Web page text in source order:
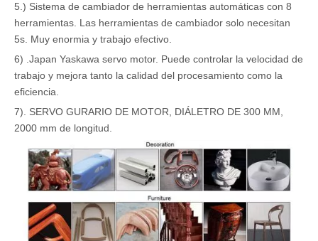
5.) Sistema de cambiador de herramientas automáticas con 8
herramientas. Las herramientas de cambiador solo necesitan
5s. Muy enormia y trabajo efectivo.
6) .Japan Yaskawa servo motor. Puede controlar la velocidad de
trabajo y mejora tanto la calidad del procesamiento como la
eficiencia.
7). SERVO GURARIO DE MOTOR, DIÁLETRO DE 300 MM,
2000 mm de longitud.